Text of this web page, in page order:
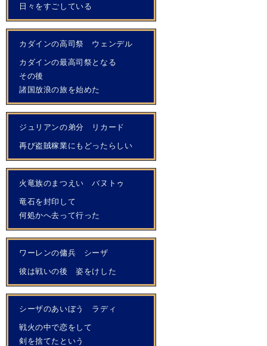
日々をすごしている
カダインの高司祭 ウェンデル
カダインの最高司祭となる
その後
諸国放浪の旅を始めた
ジュリアンの弟分 リカード
再び盗賊稼業にもどったらしい
火竜族のまつえい バヌトゥ
竜石を封印して
何処かへ去って行った
ワーレンの傭兵 シーザ
彼は戦いの後 姿をけした
シーザのあいぼう ラディ
戦火の中で恋をして
剣を捨てたという